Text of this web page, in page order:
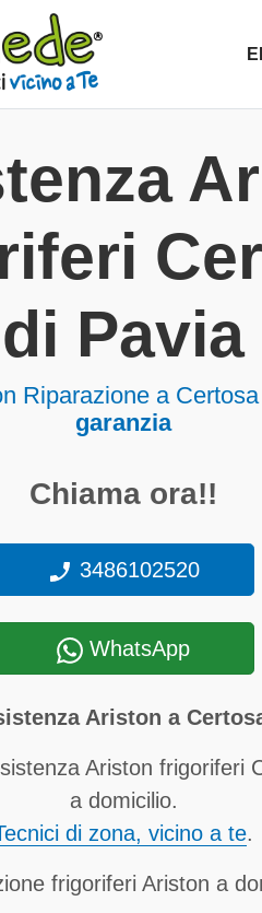
di Pavia
Riparazione a
garanzia
Chiama ora!!
3486102520
WhatsApp
Ariston a
Ariston frigoriferi
a domicilio.
di zona, vicino a te.
frigoriferi Ariston a